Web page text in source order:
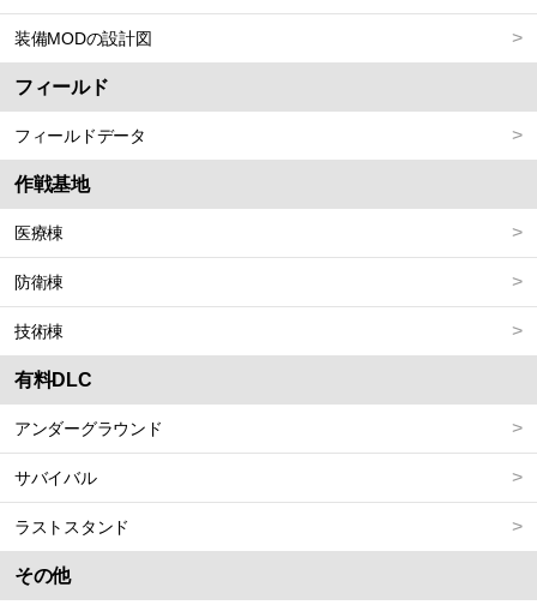
装備MODの設計図
フィールド
フィールドデータ
作戦基地
医療棟
防衛棟
技術棟
有料DLC
アンダーグラウンド
サバイバル
ラストスタンド
その他